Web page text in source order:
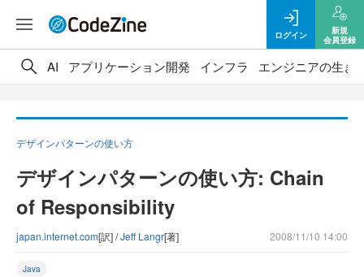
ログイン
新規
会員登録
AI アプリケーション開発 インフラ エンジニアの生き
デザインパターンの使い方
デザインパターンの使い方: Chain
of Responsibility
japan.internet.com[訳] /Jeff Langr[著] 2008/11/10 14:00
Java